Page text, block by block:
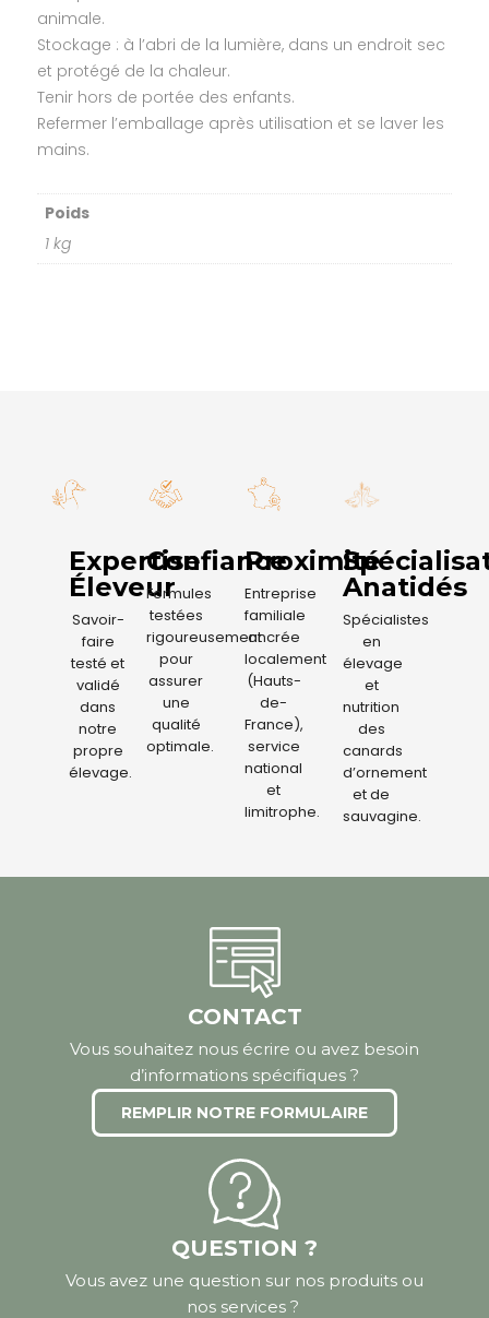
animale.
Stockage : à l’abri de la lumière, dans un endroit sec
et protégé de la chaleur.
Tenir hors de portée des enfants.
Refermer l’emballage après utilisation et se laver les
mains.
Poids
1 kg
Expertise
Éleveur
Savoir-
faire
testé et
validé
dans
notre
propre
élevage.
Confiance
Formules
testées
rigoureusement
pour
assurer
une
qualité
optimale.
Proximité
Entreprise
familiale
ancrée
localement
(Hauts-
de-
France),
service
national
et
limitrophe.
Anatidés
Spécialistes
en
élevage
et
nutrition
des
canards
d’ornement
et de
sauvagine.
CONTACT
Vous souhaitez nous écrire ou avez besoin
d’informations spécifiques ?
REMPLIR NOTRE FORMULAIRE
QUESTION ?
Vous avez une question sur nos produits ou
nos services ?